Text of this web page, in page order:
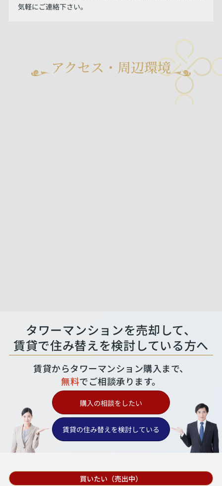
気軽にご連絡下さい。
アクセス・周辺環境
タワーマンションを売却して、
賃貸で住み替えを検討している方へ
賃貸からタワーマンション購入まで、
無料でご相談承ります。
購入の相談をしたい
賃貸の住み替えを検討している
買いたい（売出中）